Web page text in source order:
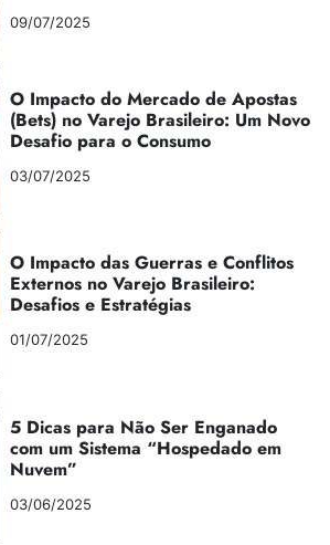
09/07/2025
O Impacto do Mercado de Apostas
(Bets) no Varejo Brasileiro: Um Novo
Desafio para o Consumo
03/07/2025
O Impacto das Guerras e Conflitos
Externos no Varejo Brasileiro:
Desafios e Estratégias
01/07/2025
5 Dicas para Não Ser Enganado
com um Sistema “Hospedado em
Nuvem”
03/06/2025